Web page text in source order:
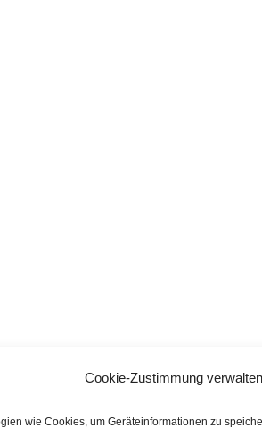
Cookie-Zustimmung verwalten
wie Cookies, um Geräteinformationen zu